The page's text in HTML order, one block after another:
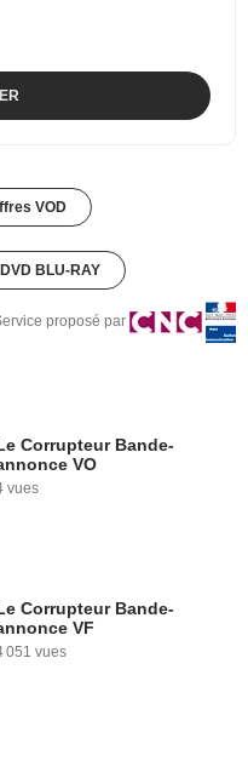
VOD
BLU-RAY
proposé par
Corrupteur Bande-
VO
vues
Corrupteur Bande-
VF
051 vues